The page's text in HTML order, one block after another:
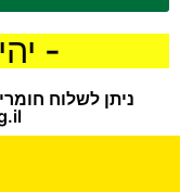
-
ניתן לשלוח